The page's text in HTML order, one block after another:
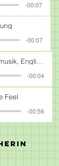
-00:07
-00:07
Radio: Ankündigung Popmusik, Englisch
-00:04
Feel
-00:56